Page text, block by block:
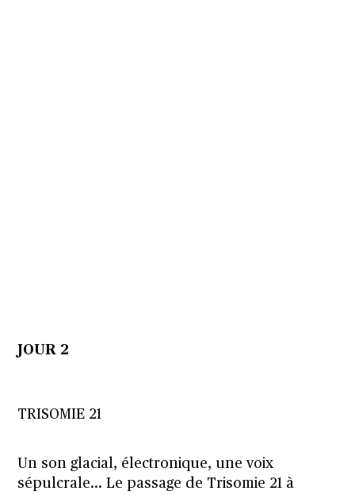
JOUR 2
TRISOMIE 21
Un son glacial, électronique, une voix
sépulcrale… Le passage de Trisomie 21 à